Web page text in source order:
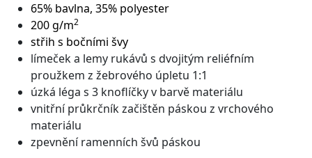
65% bavlna, 35% polyester
200 g/m2
střih s bočními švy
límeček a lemy rukávů s dvojitým reliéfním
proužkem z žebrového úpletu 1:1
úzká léga s 3 knoflíčky v barvě materiálu
vnitřní průkrčník začištěn páskou z vrchového
materiálu
zpevnění ramenních švů páskou